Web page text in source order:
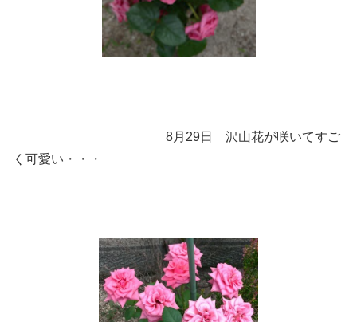
8月29日 沢山花が咲いてすご
く可愛い・・・